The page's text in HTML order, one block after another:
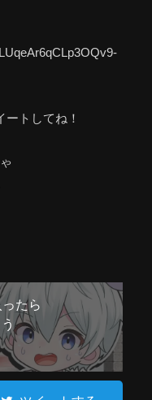
トしてね！
たら